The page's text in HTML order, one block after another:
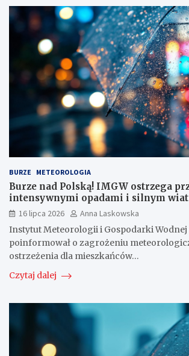
BURZE METEOROLOGIA
Burze nad Polską! IMGW ostrzega
intensywnymi opadami i silnym
16 lipca 2026
Anna Laskowska
Instytut Meteorologii i Gospodarki Wodnej
poinformował o zagrożeniu
ostrzeżenia dla mieszkańców…
Czytaj dalej